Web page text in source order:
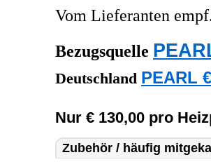
Vom Lieferanten
Bezugsquelle
Deutschland PEARL
Nur € 130,00 pro
Zubehör / häufig